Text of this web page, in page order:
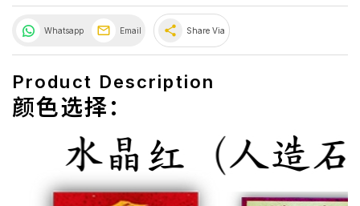
Whatsapp Email share Share Via
Product Description
颜色选择：